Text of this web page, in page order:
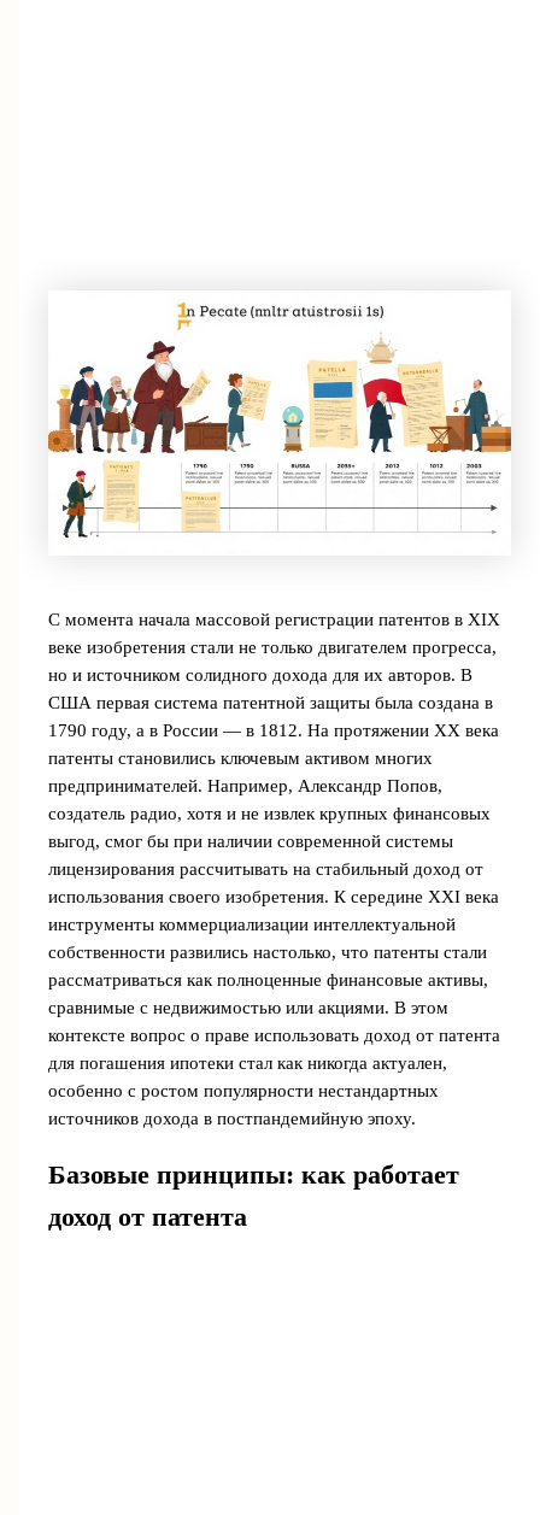
С момента начала массовой регистрации патентов в XIX
веке изобретения стали не только двигателем прогресса,
но и источником солидного дохода для их авторов. В
США первая система патентной защиты была создана в
1790 году, а в России — в 1812. На протяжении XX века
патенты становились ключевым активом многих
предпринимателей. Например, Александр Попов,
создатель радио, хотя и не извлек крупных финансовых
выгод, смог бы при наличии современной системы
лицензирования рассчитывать на стабильный доход от
использования своего изобретения. К середине XXI века
инструменты коммерциализации интеллектуальной
собственности развились настолько, что патенты стали
рассматриваться как полноценные финансовые активы,
сравнимые с недвижимостью или акциями. В этом
контексте вопрос о праве использовать доход от патента
для погашения ипотеки стал как никогда актуален,
особенно с ростом популярности нестандартных
источников дохода в постпандемийную эпоху.
Базовые принципы: как работает
доход от патента